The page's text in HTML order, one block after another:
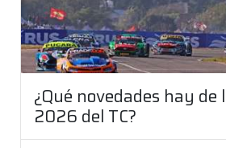
¿Qué novedades hay de
2026 del TC?